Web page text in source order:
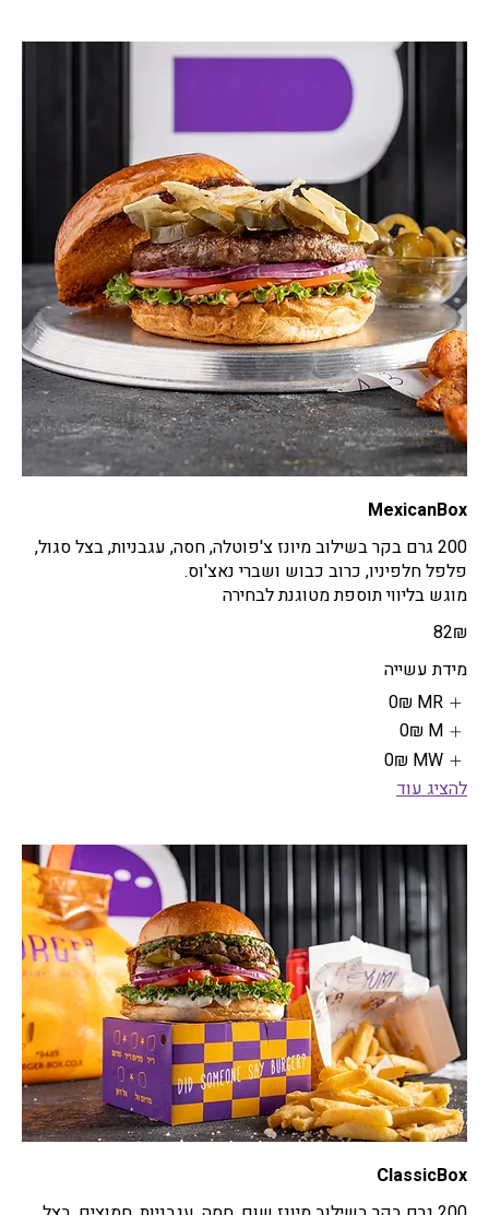
MexicanBox
200 גרם בקר בשילוב מיונז צ'פוטלה, חסה, עגבניות, בצל סגול,
מוגש בליווי תוספת מטוגנת לבחירה
‏82 ‏₪
מידת עשייה
MR
‏0 ‏₪
M
‏0 ‏₪
MW
‏0 ‏₪
להציג עוד
ClassicBox